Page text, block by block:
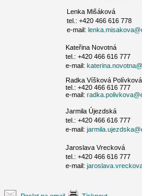
Lenka Mišáková
tel.: +420 466 616 778
e-mail:
Kateřina Novotná
tel.: +420 466 616 777
e-mail:
Radka Víšková Polívková
tel.: +420 466 616 777
e-mail:
Jarmila Újezdská
tel.: +420 466 616 777
e-mail:
Jaroslava Vrecková
tel.: +420 466 616 777
e-mail: